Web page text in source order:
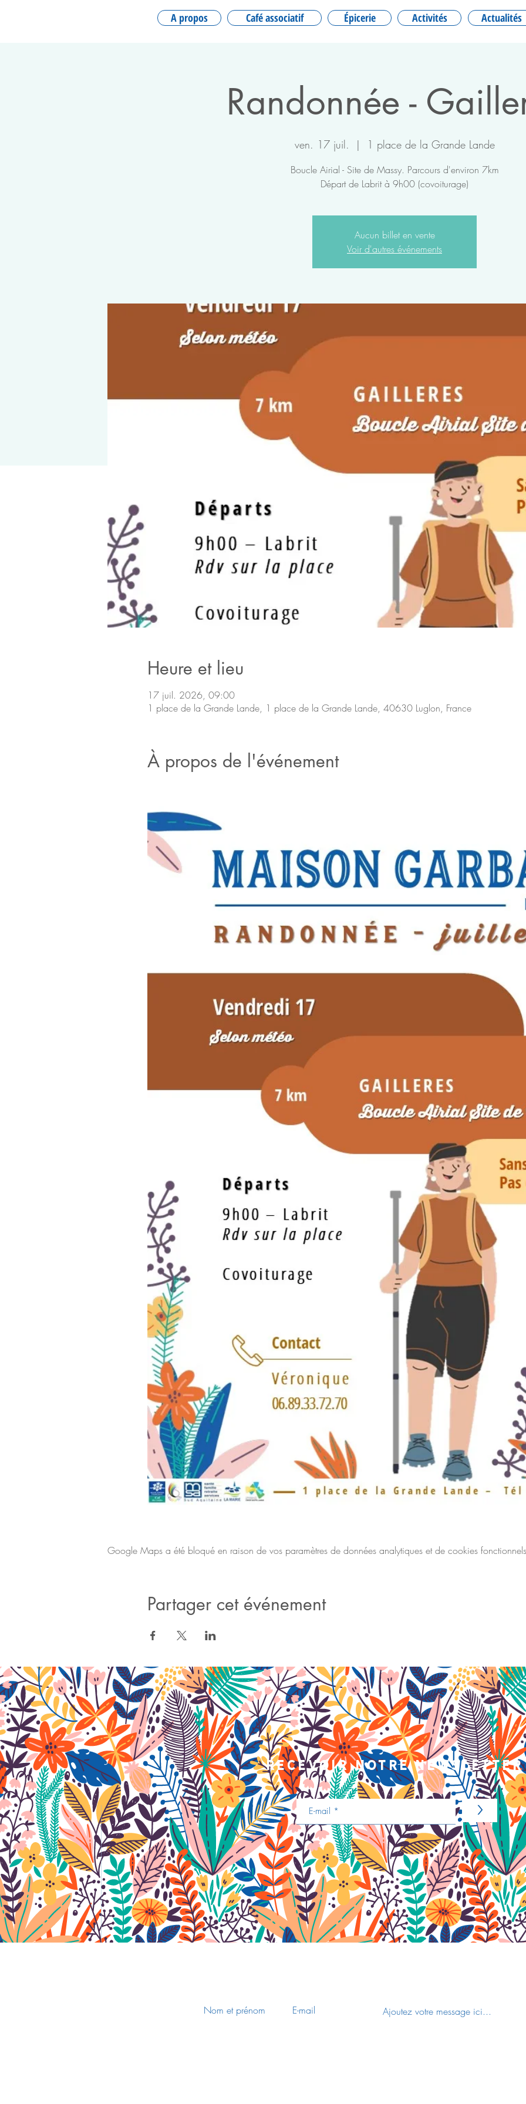
A propos Café associatif Épicerie Activités Actualités
Randonnée -
ven. 17 juil.
  |
1 place de la Grande Lande
Boucle Airial - Site de Massy. Parcours d'environ 7km
Départ de Labrit à 9h00 (covoiturage)
Aucun billet en vente
Voir d'autres événements
Heure et lieu
17 juil. 2026, 09:00
1 place de la Grande Lande, 1 place de la Grande Lande, 40630 Luglon, France
À propos de l'événement
Google Maps a été bloqué en raison de vos paramètres de données analytiques et de cookies
Partager cet événement
recevoir notre newsletter
>